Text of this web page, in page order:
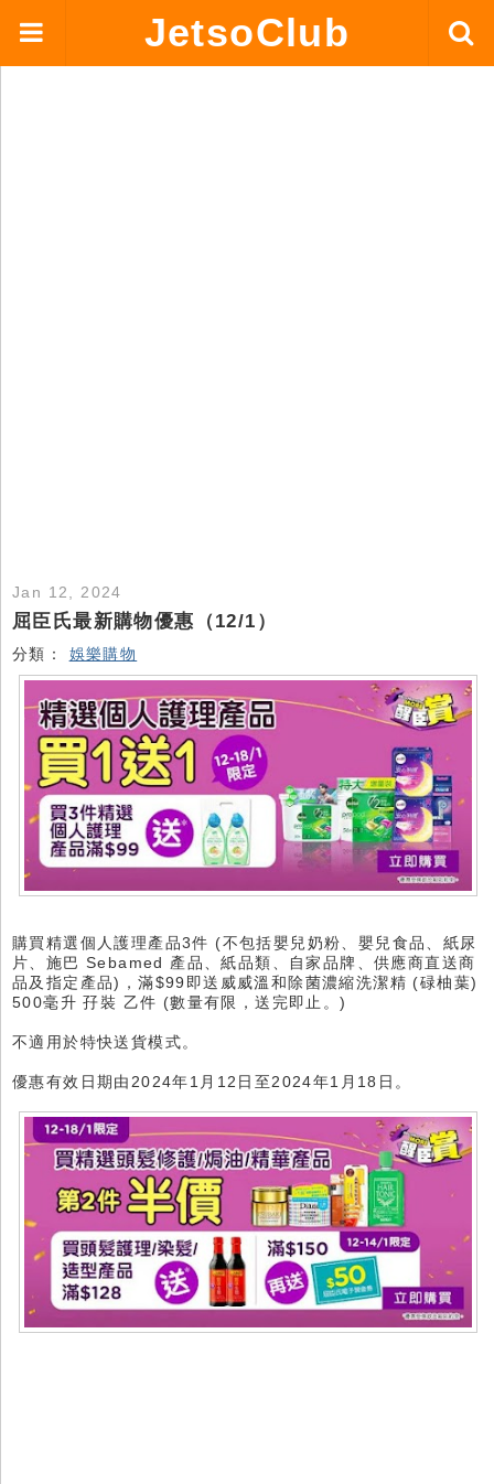
JetsoClub
Jan 12, 2024
屈臣氏最新購物優惠（12/1）
分類： 娛樂購物
購買精選個人護理產品3件 (不包括嬰兒奶粉、嬰兒食品、紙尿
片、施巴 Sebamed 產品、紙品類、自家品牌、供應商直送商
品及指定產品)，滿$99即送威威溫和除菌濃縮洗潔精 (碌柚葉)
500毫升 孖裝 乙件 (數量有限，送完即止。)
不適用於特快送貨模式。
優惠有效日期由2024年1月12日至2024年1月18日。